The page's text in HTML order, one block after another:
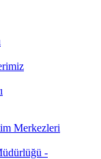
Merkezleri
-